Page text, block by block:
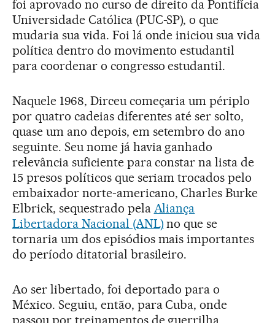
foi aprovado no curso de direito da Pontifícia
Universidade Católica (PUC-SP), o que
mudaria sua vida. Foi lá onde iniciou sua vida
política dentro do movimento estudantil
para coordenar o congresso estudantil.
Naquele 1968, Dirceu começaria um périplo
por quatro cadeias diferentes até ser solto,
quase um ano depois, em setembro do ano
seguinte. Seu nome já havia ganhado
relevância suficiente para constar na lista de
15 presos políticos que seriam trocados pelo
embaixador norte-americano, Charles Burke
Elbrick, sequestrado pela Aliança
Libertadora Nacional (ANL) no que se
tornaria um dos episódios mais importantes
do período ditatorial brasileiro.
Ao ser libertado, foi deportado para o
México. Seguiu, então, para Cuba, onde
passou por treinamentos de guerrilha